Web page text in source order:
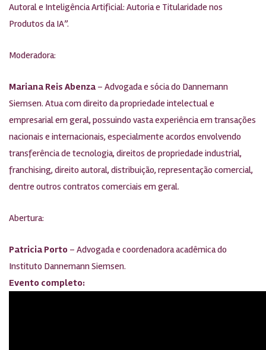
Autoral e Inteligência Artificial: Autoria e Titularidade nos
Produtos da IA”.
Moderadora:
Mariana Reis Abenza– Advogada e sócia do Dannemann
Siemsen. Atua com direito da propriedade intelectual e
empresarial em geral, possuindo vasta experiência em transações
nacionais e internacionais, especialmente acordos envolvendo
transferência de tecnologia, direitos de propriedade industrial,
franchising, direito autoral, distribuição, representação comercial,
dentre outros contratos comerciais em geral.
Abertura:
Patricia Porto – Advogada e coordenadora acadêmica do
Instituto Dannemann Siemsen.
Evento completo: